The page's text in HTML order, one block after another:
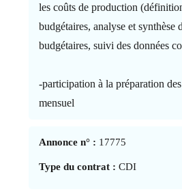
les coûts de production
budgétaires, analyse et synthèse
budgétaires, suivi des données
-participation à la préparation
mensuel
Annonce n° : 17775
Type du contrat : CDI